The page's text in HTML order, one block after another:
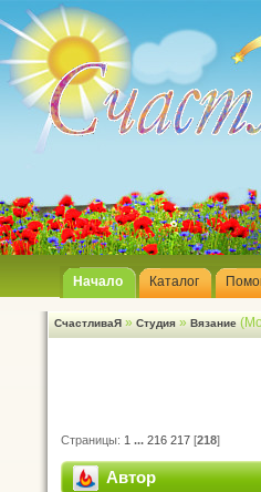
Начало Каталог
СчастливаЯ » Студия » Вязание
Страницы: 1 ... 216 217 [218]
Автор